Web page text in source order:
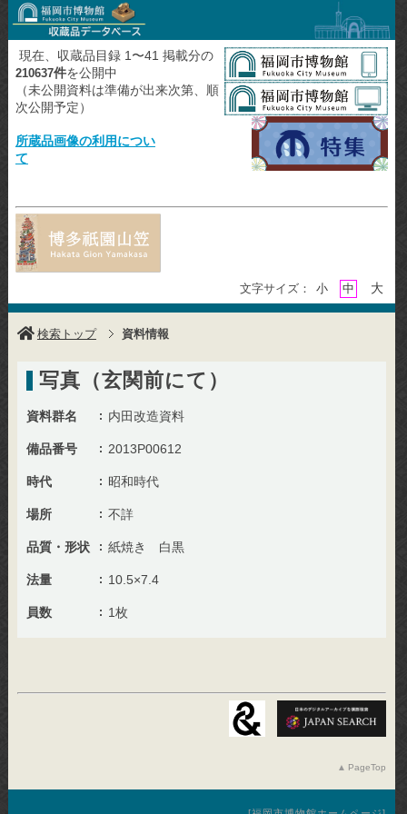
現在、収蔵品目録 1〜41 掲載分の
210637件を公開中
（未公開資料は準備が出来次第、順
次公開予定）
所蔵品画像の利用につい
て
文字サイズ： 小 中 大
検索トップ 資料情報
写真（玄関前にて）
資料群名 内田改造資料
備品番号 2013P00612
時代 昭和時代
場所 不詳
品質・形状 紙焼き 白黒
法量 10.5×7.4
員数 1枚
PageTop